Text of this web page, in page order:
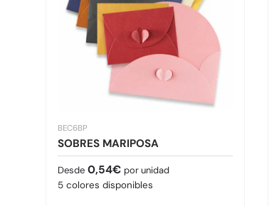
BEC6BP
SOBRES MARIPOSA
Precio normal
Desde 0,54€ por unidad
5 colores disponibles